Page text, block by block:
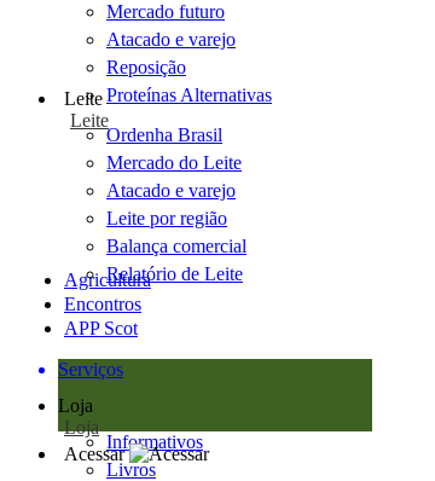
Mercado futuro
Atacado e varejo
Reposição
Proteínas Alternativas
Leite
Leite
Ordenha Brasil
Mercado do Leite
Atacado e varejo
Leite por região
Balança comercial
Relatório de Leite
Agricultura
Encontros
APP Scot
Serviços
Loja
Loja
Informativos
Livros
Acessar